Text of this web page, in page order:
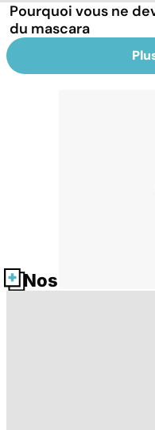
Pourquoi vous ne
du mascara
Nos fiches